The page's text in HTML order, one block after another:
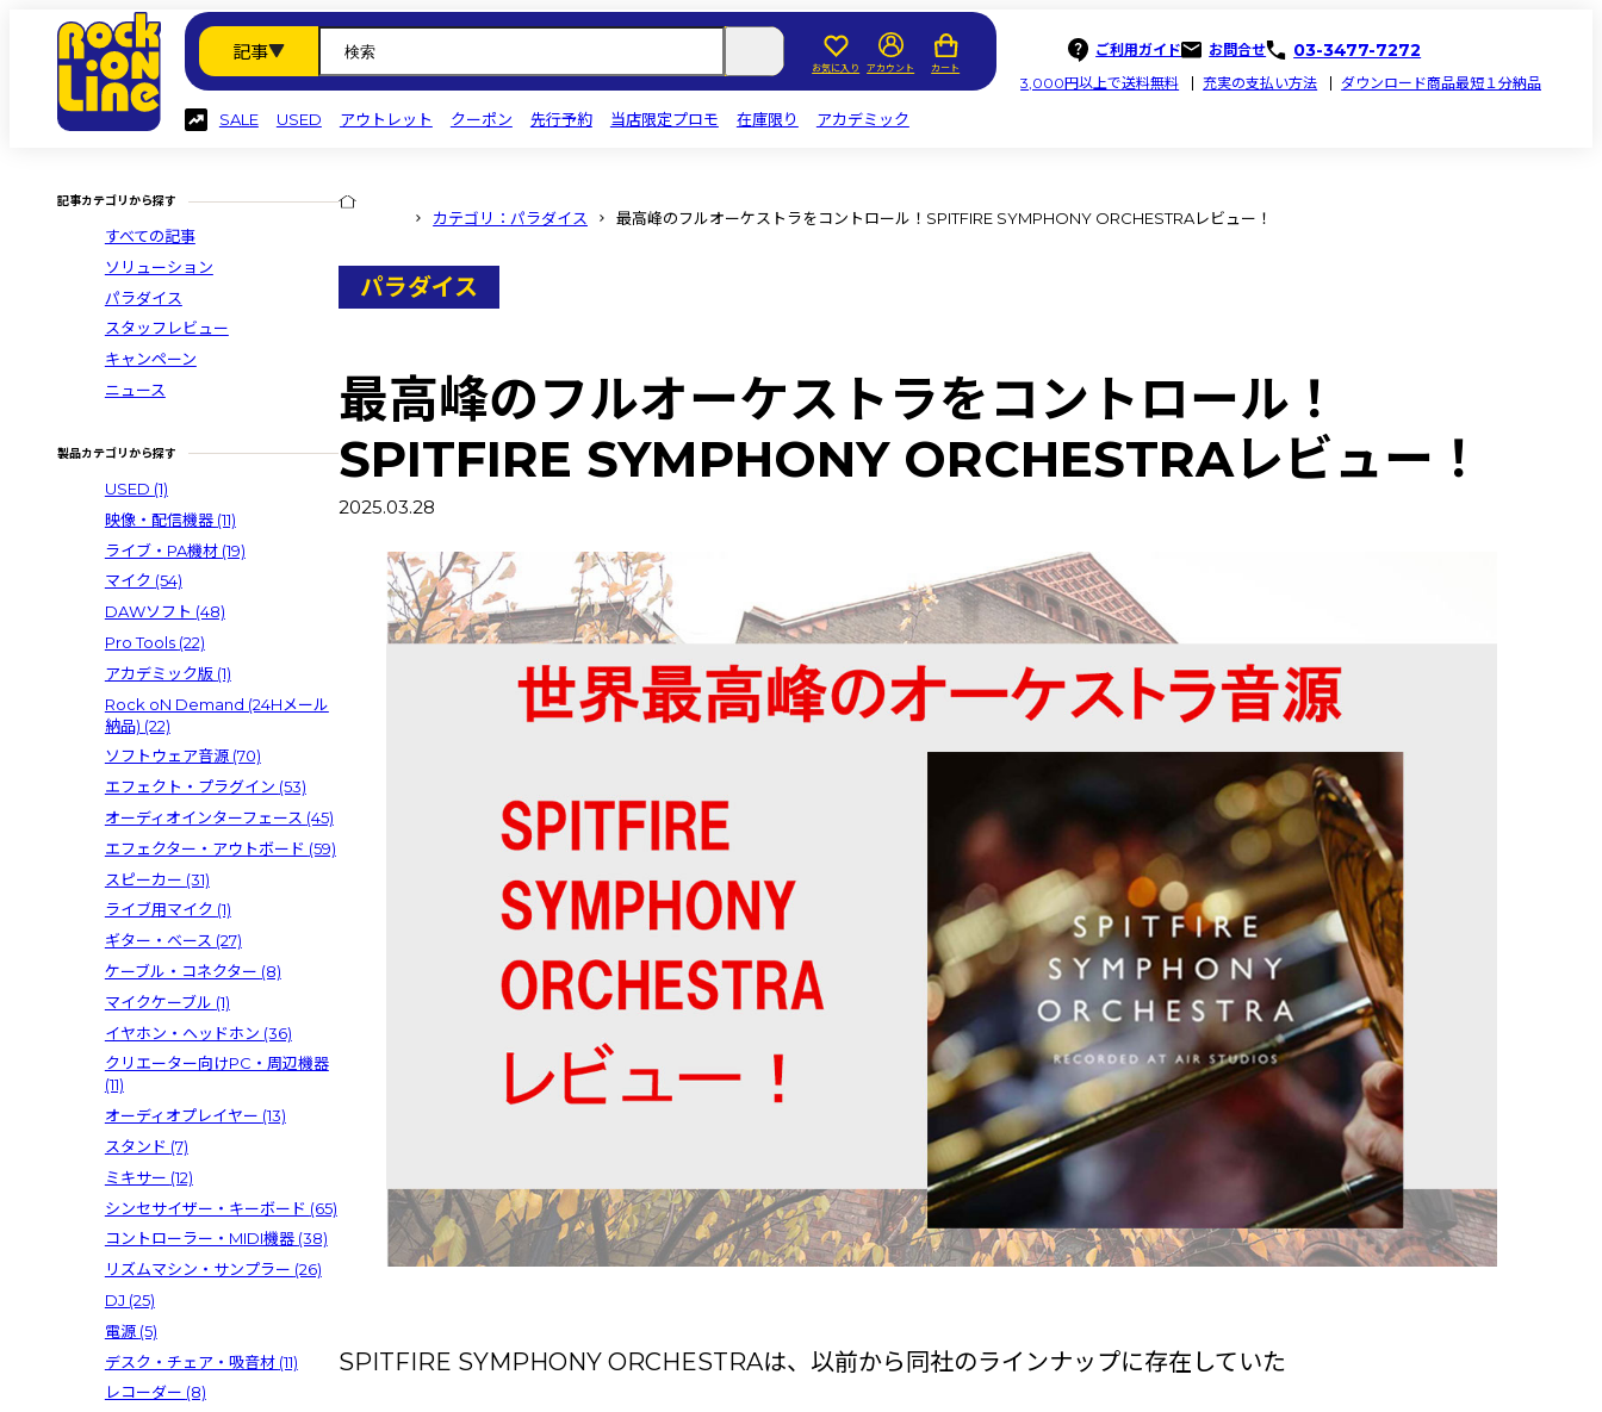
ご利用ガイド お問合せ 03-3477-7272
3,000円以上で送料無料 充実の支払い方法 ダウンロード商品最短１分納品
記事
お気に入り アカウント カート
SALE USED アウトレット クーポン 先行予約 当店限定プロモ 在庫限り アカデミック
記事カテゴリから探す
すべての記事
ソリューション
パラダイス
スタッフレビュー
キャンペーン
ニュース
製品カテゴリから探す
USED (1)
映像・配信機器 (11)
ライブ・PA機材 (19)
マイク (54)
DAWソフト (48)
Pro Tools (22)
アカデミック版 (1)
Rock oN Demand (24Hメール
納品) (22)
ソフトウェア音源 (70)
エフェクト・プラグイン (53)
オーディオインターフェース (45)
エフェクター・アウトボード (59)
スピーカー (31)
ライブ用マイク (1)
ギター・ベース (27)
ケーブル・コネクター (8)
マイクケーブル (1)
イヤホン・ヘッドホン (36)
クリエーター向けPC・周辺機器
(11)
オーディオプレイヤー (13)
スタンド (7)
ミキサー (12)
シンセサイザー・キーボード (65)
コントローラー・MIDI機器 (38)
リズムマシン・サンプラー (26)
DJ (25)
電源 (5)
デスク・チェア・吸音材 (11)
レコーダー (8)
カテゴリ：パラダイス 最高峰のフルオーケストラをコントロール！SPITFIRE SYMPHONY ORCHESTRAレビュー！
パラダイス
最高峰のフルオーケストラをコントロール！
SPITFIRE SYMPHONY ORCHESTRAレビュー！
2025.03.28
SPITFIRE SYMPHONY ORCHESTRAは、以前から同社のラインナップに存在していた